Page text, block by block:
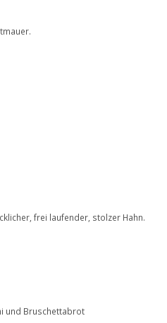
frei laufender, stolzer Hahn.
und Bruschettabrot